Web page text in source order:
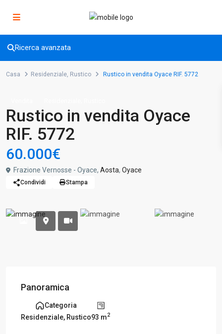
Ricerca avanzata
Casa Residenziale, Rustico Rustico in vendita Oyace RIF. 5772
Rustico in vendita Oyace
RIF. 5772
60.000€
Frazione Vernosse - Oyace, Aosta, Oyace
Condividi Stampa
Panoramica
Categoria
Residenziale, Rustico93 m2